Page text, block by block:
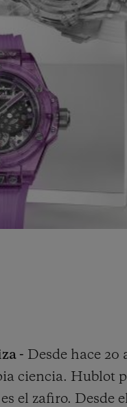
- Desde hace
ciencia. Hublot
el zafiro. Desde
CONTACTO